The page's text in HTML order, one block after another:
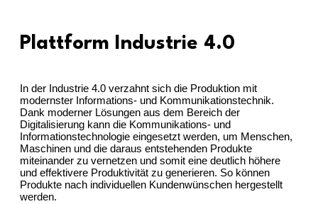
Plattform Industrie 4.0
In der Industrie 4.0 verzahnt sich die Produktion mit
modernster Informations- und Kommunikationstechnik.
Dank moderner Lösungen aus dem Bereich der
Digitalisierung kann die Kommunikations- und
Informationstechnologie eingesetzt werden, um Menschen,
Maschinen und die daraus entstehenden Produkte
miteinander zu vernetzen und somit eine deutlich höhere
und effektivere Produktivität zu generieren. So können
Produkte nach individuellen Kundenwünschen hergestellt
werden.